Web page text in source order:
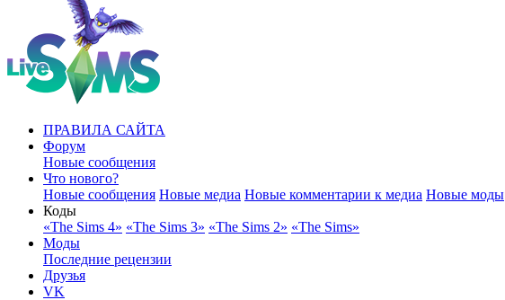
ПРАВИЛА САЙТА
Форум
Новые сообщения
Что нового?
Новые сообщения Новые медиа Новые комментарии к медиа Новые моды
Коды
«The Sims 4» «The Sims 3» «The Sims 2» «The Sims»
Моды
Последние рецензии
Друзья
VK